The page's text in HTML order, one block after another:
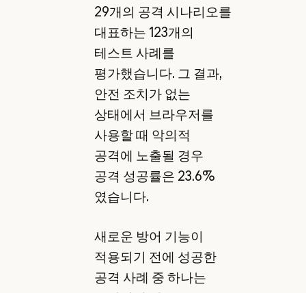
29개의 공격 시나리오를
대표하는 123개의
테스트 사례를
평가했습니다. 그 결과,
안전 조치가 없는
상태에서 브라우저를
사용할 때 악의적
공격에 노출될 경우
공격 성공률은 23.6%
였습니다.
새로운 방어 기능이
적용되기 전에 성공한
공격 사례 중 하나는